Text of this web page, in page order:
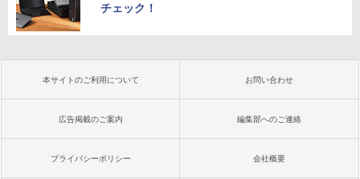
チェック！
本サイトのご利用について お問い合わせ
広告掲載のご案内 編集部へのご連絡
プライバシーポリシー 会社概要